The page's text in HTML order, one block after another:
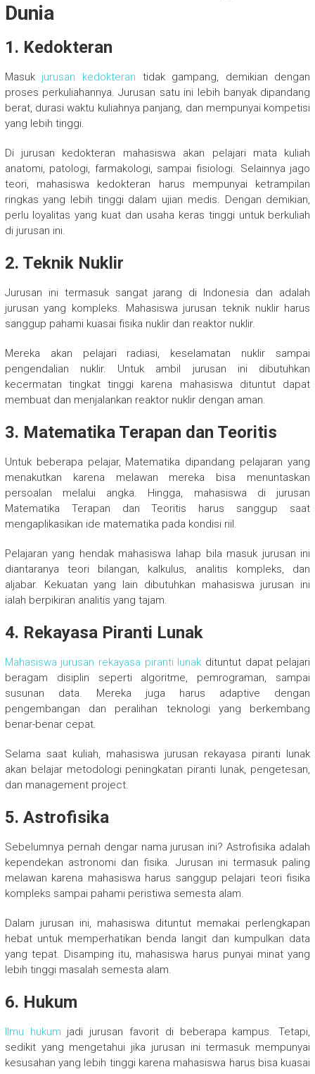
Dunia
1. Kedokteran
Masuk jurusan kedokteran tidak gampang, demikian dengan
proses perkuliahannya. Jurusan satu ini lebih banyak dipandang
berat, durasi waktu kuliahnya panjang, dan mempunyai kompetisi
yang lebih tinggi.
Di jurusan kedokteran mahasiswa akan pelajari mata kuliah
anatomi, patologi, farmakologi, sampai fisiologi. Selainnya jago
teori, mahasiswa kedokteran harus mempunyai ketrampilan
ringkas yang lebih tinggi dalam ujian medis. Dengan demikian,
perlu loyalitas yang kuat dan usaha keras tinggi untuk berkuliah
di jurusan ini.
2. Teknik Nuklir
Jurusan ini termasuk sangat jarang di Indonesia dan adalah
jurusan yang kompleks. Mahasiswa jurusan teknik nuklir harus
sanggup pahami kuasai fisika nuklir dan reaktor nuklir.
Mereka akan pelajari radiasi, keselamatan nuklir sampai
pengendalian nuklir. Untuk ambil jurusan ini dibutuhkan
kecermatan tingkat tinggi karena mahasiswa dituntut dapat
membuat dan menjalankan reaktor nuklir dengan aman.
3. Matematika Terapan dan Teoritis
Untuk beberapa pelajar, Matematika dipandang pelajaran yang
menakutkan karena melawan mereka bisa menuntaskan
persoalan melalui angka. Hingga, mahasiswa di jurusan
Matematika Terapan dan Teoritis harus sanggup saat
mengaplikasikan ide matematika pada kondisi riil.
Pelajaran yang hendak mahasiswa lahap bila masuk jurusan ini
diantaranya teori bilangan, kalkulus, analitis kompleks, dan
aljabar. Kekuatan yang lain dibutuhkan mahasiswa jurusan ini
ialah berpikiran analitis yang tajam.
4. Rekayasa Piranti Lunak
Mahasiswa jurusan rekayasa piranti lunak dituntut dapat pelajari
beragam disiplin seperti algoritme, pemrograman, sampai
susunan data. Mereka juga harus adaptive dengan
pengembangan dan peralihan teknologi yang berkembang
benar-benar cepat.
Selama saat kuliah, mahasiswa jurusan rekayasa piranti lunak
akan belajar metodologi peningkatan piranti lunak, pengetesan,
dan management project.
5. Astrofisika
Sebelumnya pernah dengar nama jurusan ini? Astrofisika adalah
kependekan astronomi dan fisika. Jurusan ini termasuk paling
melawan karena mahasiswa harus sanggup pelajari teori fisika
kompleks sampai pahami peristiwa semesta alam.
Dalam jurusan ini, mahasiswa dituntut memakai perlengkapan
hebat untuk memperhatikan benda langit dan kumpulkan data
yang tepat. Disamping itu, mahasiswa harus punyai minat yang
lebih tinggi masalah semesta alam.
6. Hukum
Ilmu hukum jadi jurusan favorit di beberapa kampus. Tetapi,
sedikit yang mengetahui jika jurusan ini termasuk mempunyai
kesusahan yang lebih tinggi karena mahasiswa harus bisa kuasai